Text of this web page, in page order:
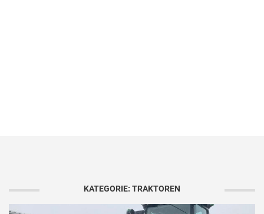
KATEGORIE: TRAKTOREN